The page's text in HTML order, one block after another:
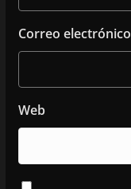
Correo electrónico
Web